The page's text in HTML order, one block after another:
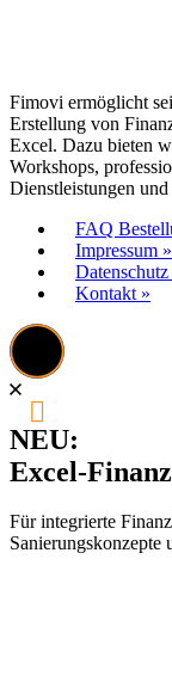
Fimovi ermöglicht
Erstellung von
Excel. Dazu bieten
Workshops,
Dienstleistungen
FAQ
Impressum »
Datenschutz
Kontakt »
NEU:
Excel-
Für integrierte
Sanierungskonzepte